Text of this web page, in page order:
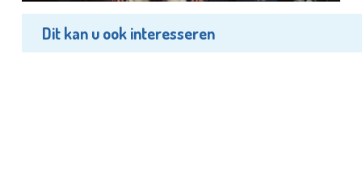
Dit kan u ook interesseren